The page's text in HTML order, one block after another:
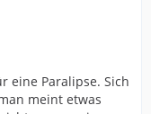
eine Paralipse. Sich
meint etwas